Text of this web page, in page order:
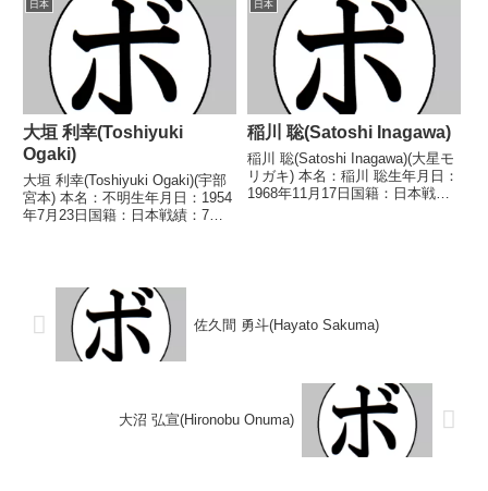
○2RKO 落合 大介(エイティー
ン)■2000...
不明) アンチェイン 梶(陽光アダ
チ)1990...
日本
大垣 利幸(Toshiyuki
Ogaki)
大垣 利幸(Toshiyuki Ogaki)(宇部
宮本) 本名：不明生年月日：1954
年7月23日国籍：日本戦績：7戦2
分)1975/10/2...
日本
稲川 聡(Satoshi Inagawa)
稲川 聡(Satoshi Inagawa)(大星モ
リガキ) 本名：稲川 聡生年月日：
1968年11月17日国籍：日本戦
佐久間 勇斗(Hayato Sakuma)
大沼 弘宣(Hironobu Onuma)